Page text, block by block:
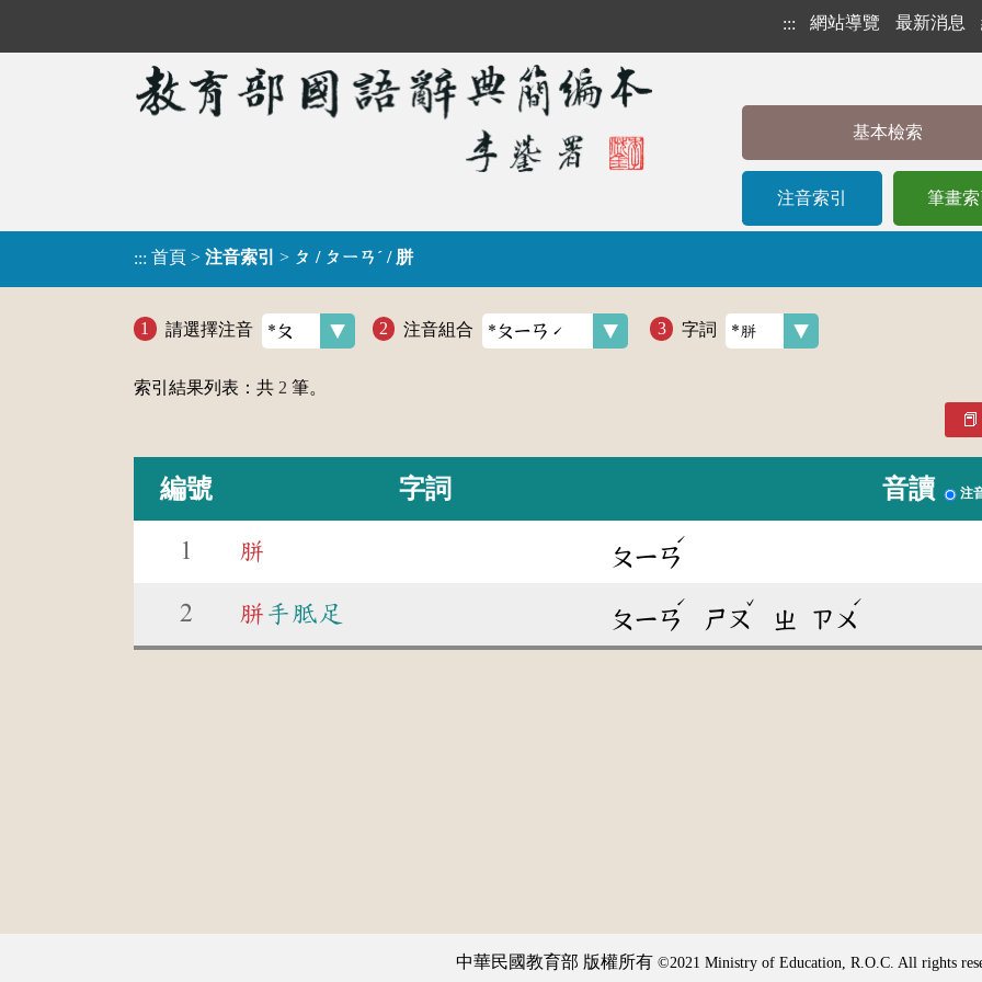
::: 網站導覽 最新消息
基本檢索
注音索引 筆畫索
::: 首頁 > 注音索引 > ㄆ / ㄆㄧㄢˊ / 胼
請選擇注音 注音組合 字詞
索引結果列表：共 2 筆。
編號 字詞 音讀 注
1 胼 ㄆㄧㄢ
ˊ
2 胼 手胝足 ㄆㄧㄢ
ˊ
ㄕㄡ
ˇ
ㄓ ㄗㄨ
ˊ
中華民國教育部 版權所有 ©2021 Ministry of Education, R.O.C. All rights